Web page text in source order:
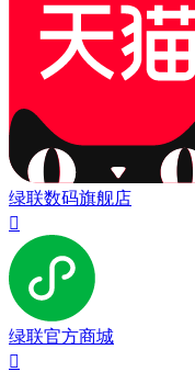
绿联数码旗舰店

绿联官方商城
